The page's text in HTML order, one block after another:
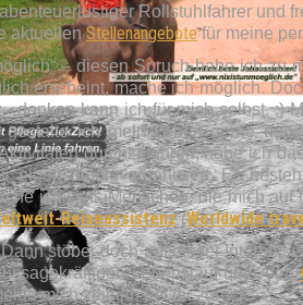
Rollstuhlfahrer und
aktuellenStellenangebotefür meine
– diesen Spruch habe ich zu
erscheint, mache ich möglich.
- denken kann ich für mich selbst. ;)
gestalte ich mein Leben gerne
durchzuführen, habe ich
eigenständig organisiert. Es
ich stets Menschen, die mich
Reiseassistenz(Worldwide
Dann stöber doch auf dieser
Lebenslauf über den
mich zeitnah bei dir zurück.